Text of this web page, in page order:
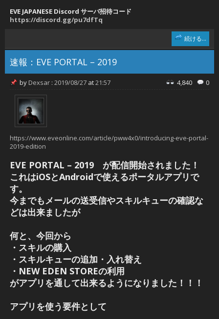
EVE JAPANESE Discord サーバ招待コード
https://discord.gg/pu7dfTq
続ける...
速報：EVE PORTAL – 2019
0
4,840
by Dexsar : 2019/08/27 at21:57
https://www.eveonline.com/article/pww4x0/introducing-eve-portal-
2019-edition
EVE PORTAL – 2019 が配信開始されました！
これはiOSとAndroidで使えるポータルアプリで
す。
今までもメールの送受信やスキルキューの確認な
どは出来ましたが
何と、今回から
・スキルの購入
・スキルキューの追加・入れ替え
・NEW EDEN STOREの利用
がアプリを通して出来るようになりました！！！
アプリを使う要件として